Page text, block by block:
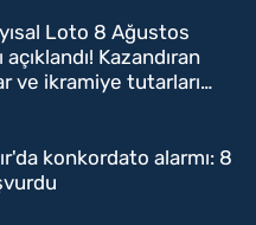
Loto 8 Ağustos
Kazandıran
ve ikramiye tutarları
konkordato alarmı: 8